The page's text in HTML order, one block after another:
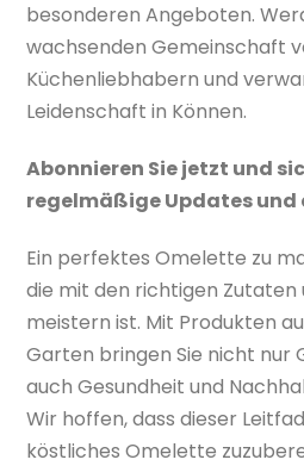
besonderen Angeboten.
wachsenden Gemeinschaft
Küchenliebhabern und
Leidenschaft in Können.
Abonnieren Sie jetzt und
regelmäßige Updates und
Ein perfektes Omelette zu
die mit den richtigen Zutaten
meistern ist. Mit Produkten
Garten bringen Sie nicht nur
auch Gesundheit und
Wir hoffen, dass dieser
köstliches Omelette